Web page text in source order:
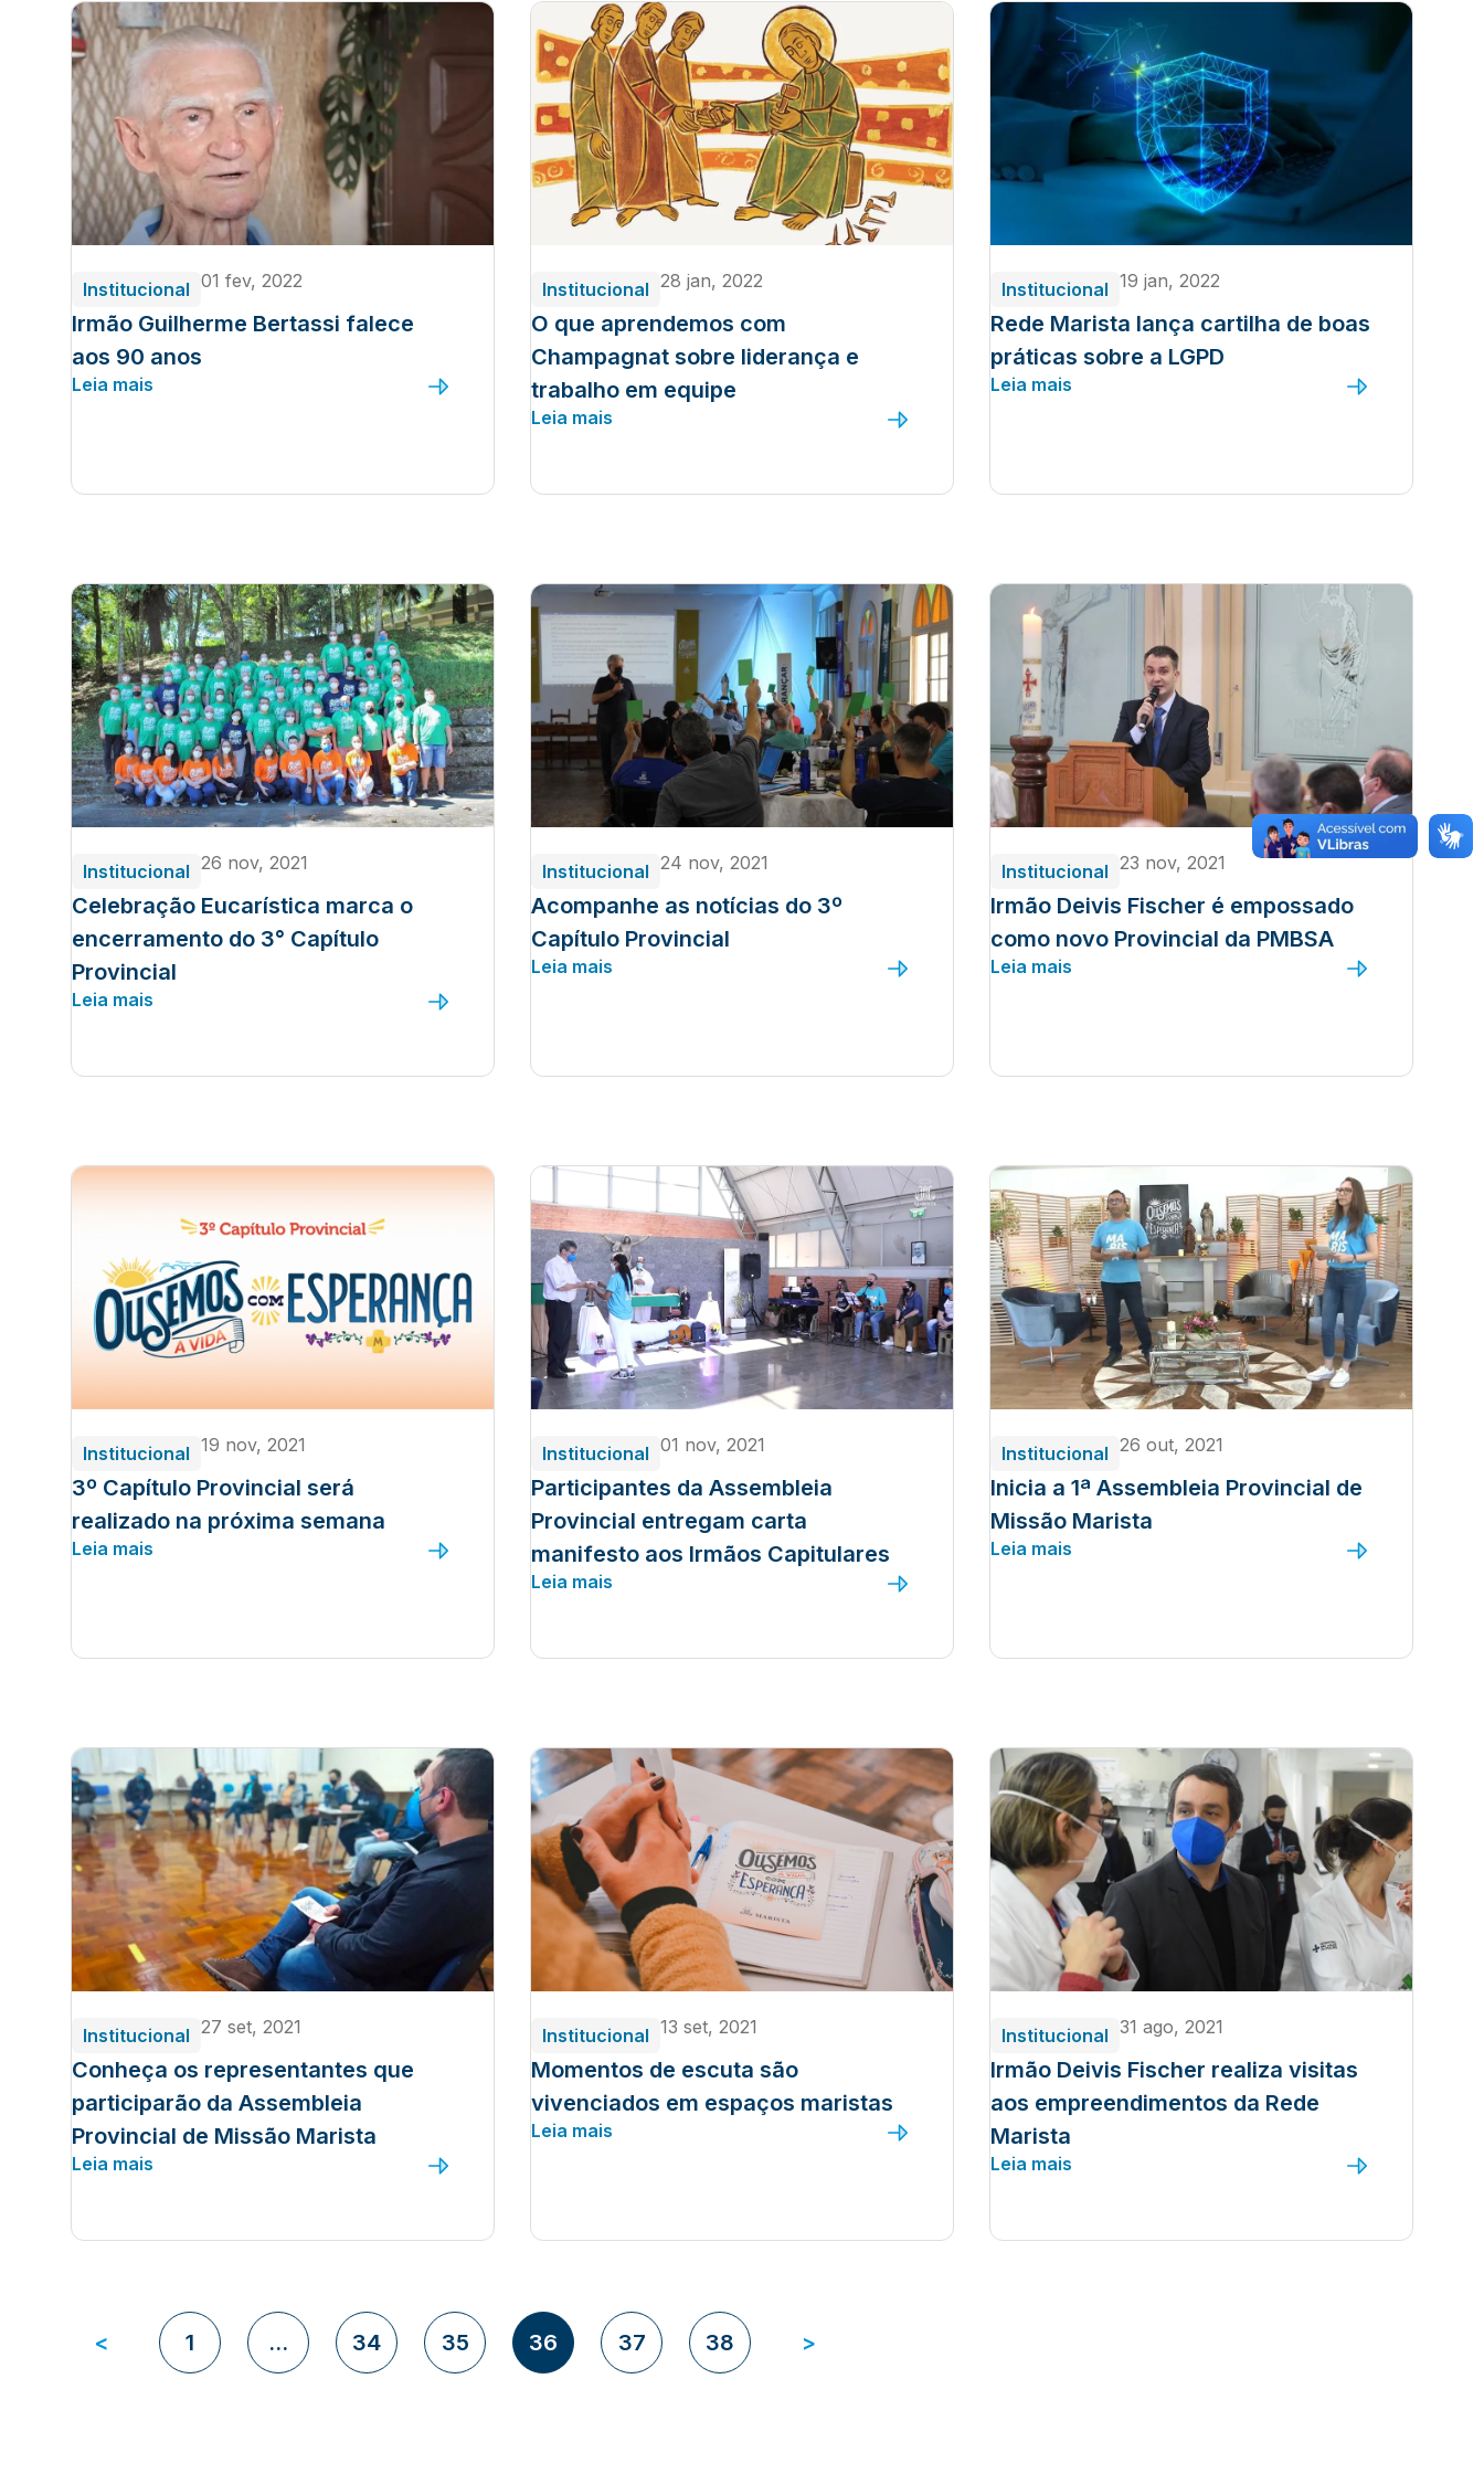
Institucional 01 fev, 2022
Irmão Guilherme Bertassi falece
aos 90 anos
Leia mais
Institucional 28 jan, 2022
O que aprendemos com
Champagnat sobre liderança e
trabalho em equipe
Leia mais
Institucional 19 jan, 2022
Rede Marista lança cartilha de boas
práticas sobre a LGPD
Leia mais
Institucional 26 nov, 2021
Celebração Eucarística marca o
encerramento do 3° Capítulo
Provincial
Leia mais
Institucional 24 nov, 2021
Acompanhe as notícias do 3º
Capítulo Provincial
Leia mais
Institucional 23 nov, 2021
Irmão Deivis Fischer é empossado
como novo Provincial da PMBSA
Leia mais
Institucional 19 nov, 2021
3º Capítulo Provincial será
realizado na próxima semana
Leia mais
Institucional 01 nov, 2021
Participantes da Assembleia
Provincial entregam carta
manifesto aos Irmãos Capitulares
Leia mais
Institucional 26 out, 2021
Inicia a 1ª Assembleia Provincial de
Missão Marista
Leia mais
Institucional 27 set, 2021
Conheça os representantes que
participarão da Assembleia
Provincial de Missão Marista
Leia mais
Institucional 13 set, 2021
Momentos de escuta são
vivenciados em espaços maristas
Leia mais
Institucional 31 ago, 2021
Irmão Deivis Fischer realiza visitas
aos empreendimentos da Rede
Marista
Leia mais
< 1 … 34 35 36 37 38 >